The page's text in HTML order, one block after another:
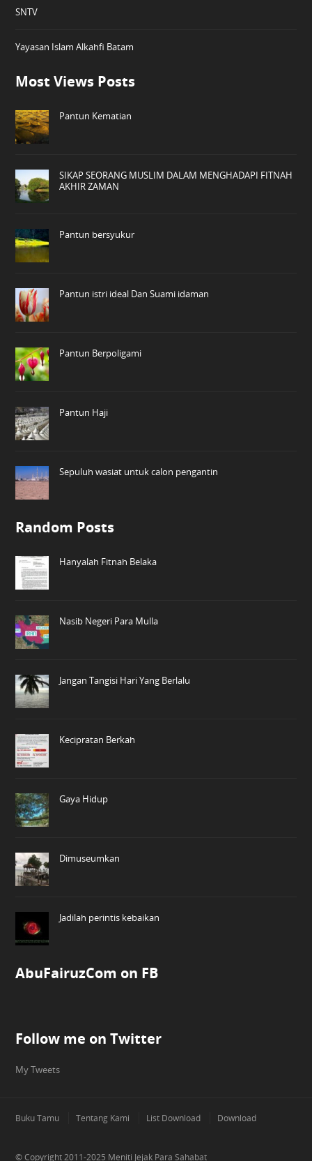
SNTV
Yayasan Islam Alkahfi Batam
Most Views Posts
Pantun Kematian
SIKAP SEORANG MUSLIM DALAM MENGHADAPI FITNAH
AKHIR ZAMAN
Pantun bersyukur
Pantun istri ideal Dan Suami idaman
Pantun Berpoligami
Pantun Haji
Sepuluh wasiat untuk calon pengantin
Random Posts
Hanyalah Fitnah Belaka
Nasib Negeri Para Mulla
Jangan Tangisi Hari Yang Berlalu
Kecipratan Berkah
Gaya Hidup
Dimuseumkan
Jadilah perintis kebaikan
AbuFairuzCom on FB
Follow me on Twitter
My Tweets
Buku Tamu Tentang Kami List Download Download
© Copyright 2011-2025 Meniti Jejak Para Sahabat